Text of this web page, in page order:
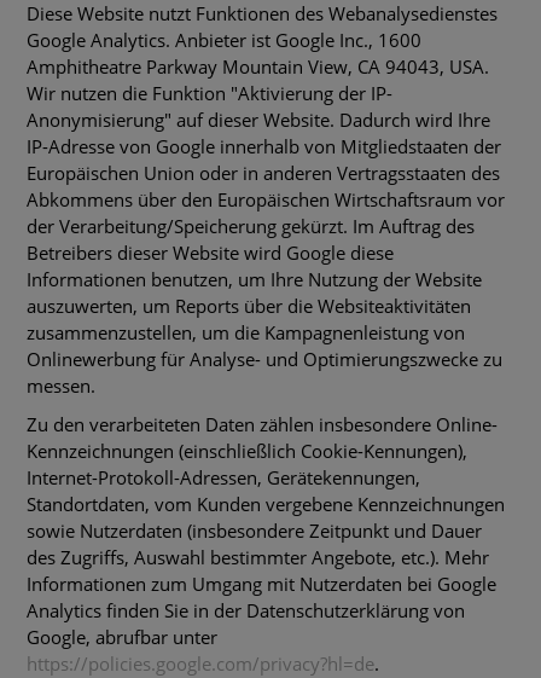
Diese Website nutzt Funktionen des Webanalysedienstes
Google Analytics. Anbieter ist Google Inc., 1600
Amphitheatre Parkway Mountain View, CA 94043, USA.
Wir nutzen die Funktion "Aktivierung der IP-
Anonymisierung" auf dieser Website. Dadurch wird Ihre
IP-Adresse von Google innerhalb von Mitgliedstaaten der
Europäischen Union oder in anderen Vertragsstaaten des
Abkommens über den Europäischen Wirtschaftsraum vor
der Verarbeitung/Speicherung gekürzt. Im Auftrag des
Betreibers dieser Website wird Google diese
Informationen benutzen, um Ihre Nutzung der Website
auszuwerten, um Reports über die Websiteaktivitäten
zusammenzustellen, um die Kampagnenleistung von
Onlinewerbung für Analyse- und Optimierungszwecke zu
messen.
Zu den verarbeiteten Daten zählen insbesondere Online-
Kennzeichnungen (einschließlich Cookie-Kennungen),
Internet-Protokoll-Adressen, Gerätekennungen,
Standortdaten, vom Kunden vergebene Kennzeichnungen
sowie Nutzerdaten (insbesondere Zeitpunkt und Dauer
des Zugriffs, Auswahl bestimmter Angebote, etc.). Mehr
Informationen zum Umgang mit Nutzerdaten bei Google
Analytics finden Sie in der Datenschutzerklärung von
Google, abrufbar unter
https://policies.google.com/privacy?hl=de.